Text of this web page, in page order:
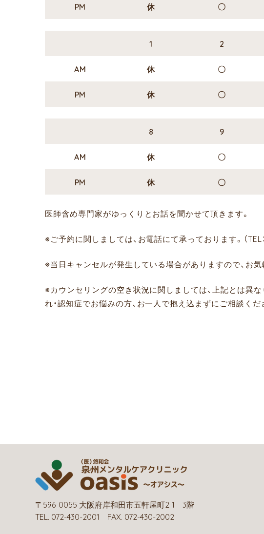
PM 休 〇
1 2
AM 休 〇
PM 休 〇
8 9
AM 休 〇
PM 休 〇
医師含め専門家がゆっくりとお話を聞かせて頂きます。
※ご予約に関しましては、お電話にて承っております。（TEL
※当日キャンセルが発生している場合がありますので、お
※カウンセリングの空き状況に関しましては、上記とは異
れ・認知症でお悩みの方、お一人で抱え込まずにご相談くだ
〒596-0055 大阪府岸和田市五軒屋町2-1 3階
TEL. 072-430-2001 FAX. 072-430-2002